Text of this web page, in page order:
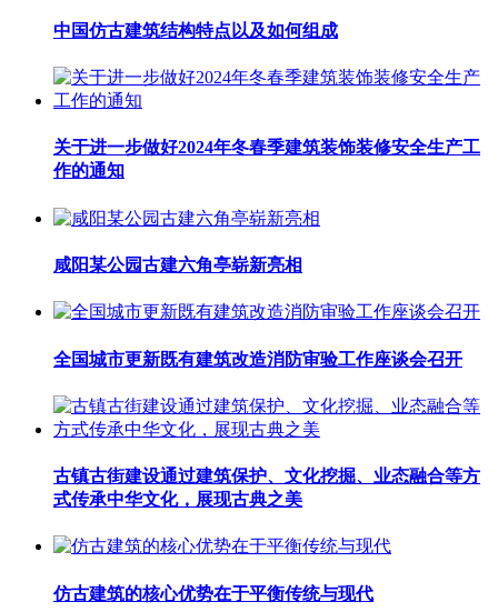
中国仿古建筑结构特点以及如何组成
关于进一步做好2024年冬春季建筑装饰装修安全生产工
作的通知
咸阳某公园古建六角亭崭新亮相
全国城市更新既有建筑改造消防审验工作座谈会召开
古镇古街建设通过建筑保护、文化挖掘、业态融合等方
式传承中华文化，展现古典之美
仿古建筑的核心优势在于平衡传统与现代